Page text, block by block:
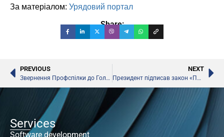
За матеріалом: Урядовий портал
Share:
PREVIOUS
Звернення Профспілки до Голови Парламенту щодо внесення змін до Закону України «Про Державний бюджет України на 2014 рік»
NEXT
Президент підписав закон «Про вищу освіту»
Services
Software development